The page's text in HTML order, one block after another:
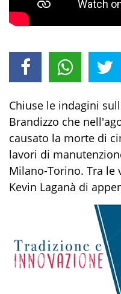
Chiuse le indagini
Brandizzo che
causato la morte di
lavori di
Milano-Torino. Tra le
Kevin Laganà di